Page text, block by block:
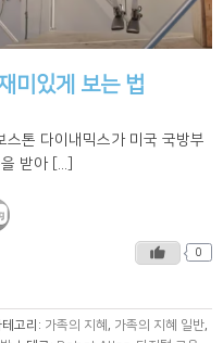
미있게 보는 법
톤 다이내믹스가 미국 국방부
받아 [...]
0
테고리: 가족의 지혜 , 가족의 지혜 일반,